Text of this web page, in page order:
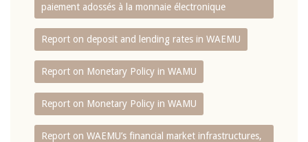
paiement adossés à la monnaie électronique
Report on deposit and lending rates in WAEMU
Report on Monetary Policy in WAMU
Report on Monetary Policy in WAMU
Report on WAEMU’s financial market infrastructures,